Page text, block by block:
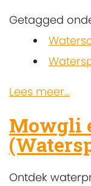
Getagged
Lees meer...
Mowgli
Ontdek